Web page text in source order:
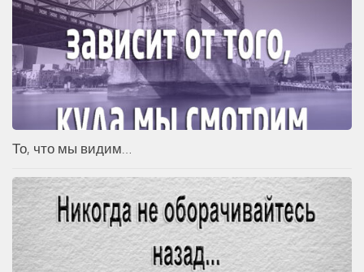
То, что мы видим…